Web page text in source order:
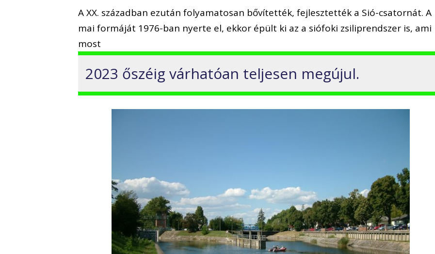
A XX. században ezután folyamatosan bővítették, fejlesztették a Sió-csatornát. A
mai formáját 1976-ban nyerte el, ekkor épült ki az a siófoki zsiliprendszer is, ami
most
2023 őszéig várhatóan teljesen megújul.